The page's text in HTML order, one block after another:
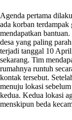
Agenda pertama
ada korban
mendapatkan
desa yang paling
terjadi tanggal 10
sekarang. Tim
rumahnya runtuh
kontak tersebut.
menuju lokasi
kedua. Kedua lokasi
menskipun beda